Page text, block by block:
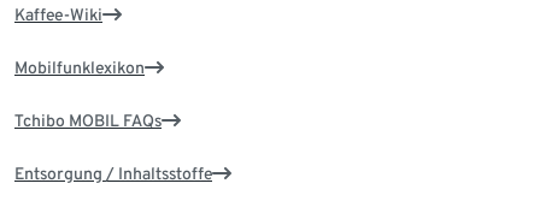
Kaffee-Wiki
Mobilfunklexikon
Tchibo MOBIL FAQs
Entsorgung / Inhaltsstoffe